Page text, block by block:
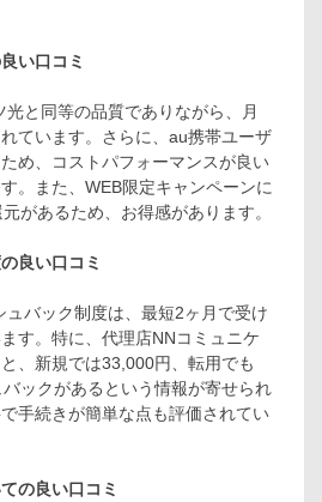
い口コミ
と同等の品質でありながら、月
ています。さらに、au携帯ユーザ
め、コストパフォーマンスが良い
。また、WEB限定キャンペーンに
があるため、お得感があります。
良い口コミ
ュバック制度は、最短2ヶ月で受け
す。特に、代理店NNコミュニケ
、新規では33,000円、転用でも
ックがあるという情報が寄せられ
手続きが簡単な点も評価されてい
の良い口コミ